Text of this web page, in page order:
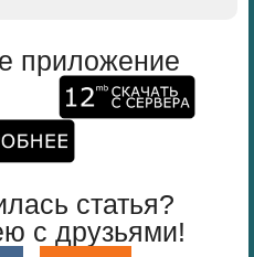
приложение
статья?
с друзьями!